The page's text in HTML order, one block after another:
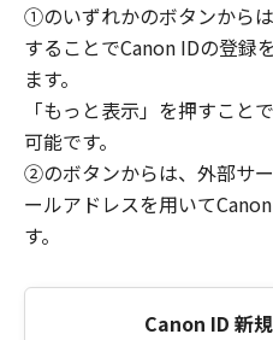
①のいずれかのボタンから
することでCanon IDの登録
ます。
「もっと表示」を押すこと
可能です。
②のボタンからは、外部サ
ールアドレスを用いて
す。
Canon ID 新